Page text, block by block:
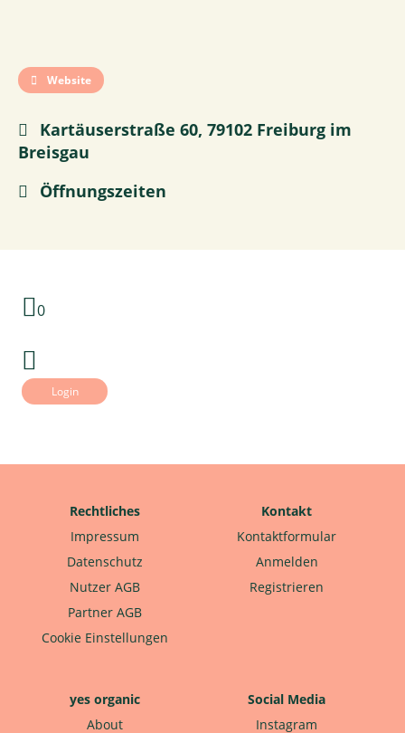
Website
Kartäuserstraße 60, 79102 Freiburg im
Breisgau
Öffnungszeiten
0
Login
Rechtliches
Impressum
Datenschutz
Nutzer AGB
Partner AGB
Cookie Einstellungen
Kontakt
Kontaktformular
Anmelden
Registrieren
yes organic
About
Social Media
Instagram